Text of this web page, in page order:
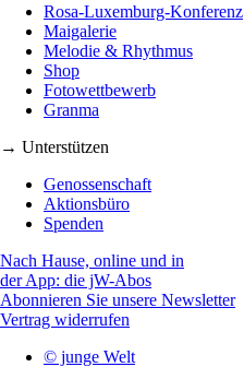
Rosa-Luxemburg-Konferenz
Maigalerie
Melodie & Rhythmus
Shop
Fotowettbewerb
Granma
→ Unterstützen
Genossenschaft
Aktionsbüro
Spenden
Nach Hause, online und in
der App: die jW-Abos
Abonnieren Sie unsere Newsletter
Vertrag widerrufen
© junge Welt